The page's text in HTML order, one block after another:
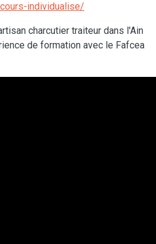
individualise/
charcutier traiteur dans l'Ain
de formation avec le Fafcea